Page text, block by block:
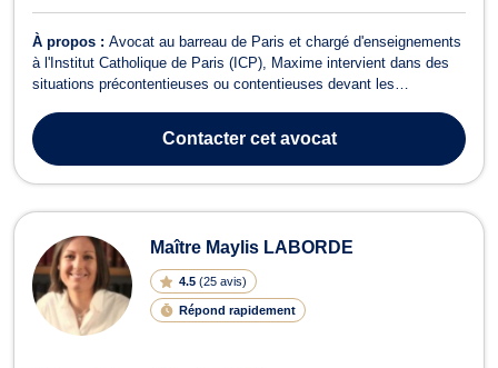
À propos : Avocat au barreau de Paris et chargé d'enseignements
à l'Institut Catholique de Paris (ICP), Maxime intervient dans des
situations précontentieuses ou contentieuses devant les
amiable des litiges. Il est diplômé de Sciences Po Paris et de
l’Université Paris 1...Contactercet avocat
Maître Maylis LABORDE
4.5 (25 avis)
Répond rapidement